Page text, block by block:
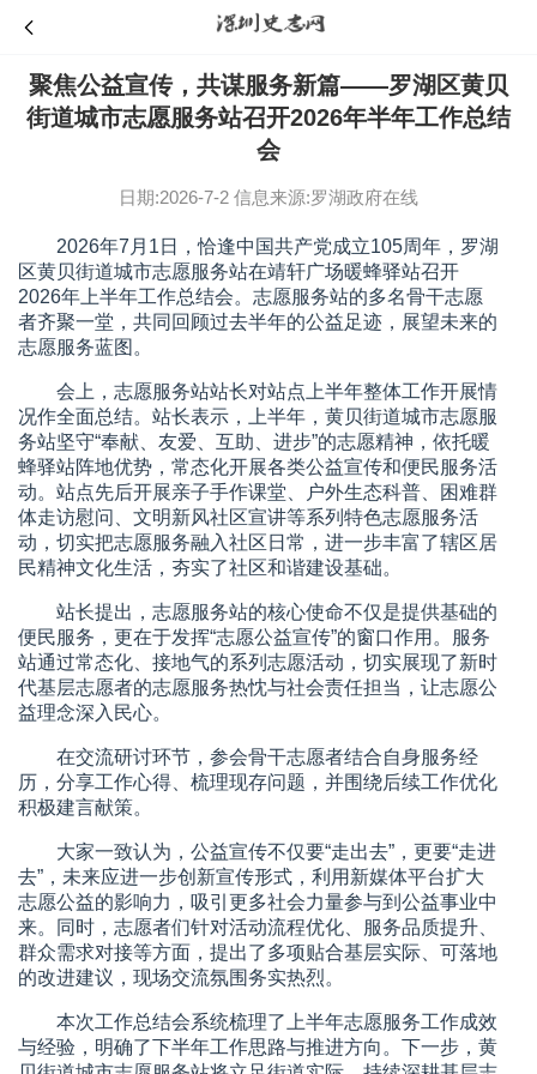
聚焦公益宣传，共谋服务新篇——罗湖区黄贝
街道城市志愿服务站召开2026年半年工作总结
会
日期:2026-7-2 信息来源:罗湖政府在线
2026年7月1日，恰逢中国共产党成立105周年，罗湖
区黄贝街道城市志愿服务站在靖轩广场暖蜂驿站召开
2026年上半年工作总结会。志愿服务站的多名骨干志愿
者齐聚一堂，共同回顾过去半年的公益足迹，展望未来的
志愿服务蓝图。
会上，志愿服务站站长对站点上半年整体工作开展情
况作全面总结。站长表示，上半年，黄贝街道城市志愿服
务站坚守“奉献、友爱、互助、进步”的志愿精神，依托暖
蜂驿站阵地优势，常态化开展各类公益宣传和便民服务活
动。站点先后开展亲子手作课堂、户外生态科普、困难群
体走访慰问、文明新风社区宣讲等系列特色志愿服务活
动，切实把志愿服务融入社区日常，进一步丰富了辖区居
民精神文化生活，夯实了社区和谐建设基础。
站长提出，志愿服务站的核心使命不仅是提供基础的
便民服务，更在于发挥“志愿公益宣传”的窗口作用。服务
站通过常态化、接地气的系列志愿活动，切实展现了新时
代基层志愿者的志愿服务热忱与社会责任担当，让志愿公
益理念深入民心。
在交流研讨环节，参会骨干志愿者结合自身服务经
历，分享工作心得、梳理现存问题，并围绕后续工作优化
积极建言献策。
大家一致认为，公益宣传不仅要“走出去”，更要“走进
去”，未来应进一步创新宣传形式，利用新媒体平台扩大
志愿公益的影响力，吸引更多社会力量参与到公益事业中
来。同时，志愿者们针对活动流程优化、服务品质提升、
群众需求对接等方面，提出了多项贴合基层实际、可落地
的改进建议，现场交流氛围务实热烈。
本次工作总结会系统梳理了上半年志愿服务工作成效
与经验，明确了下半年工作思路与推进方向。下一步，黄